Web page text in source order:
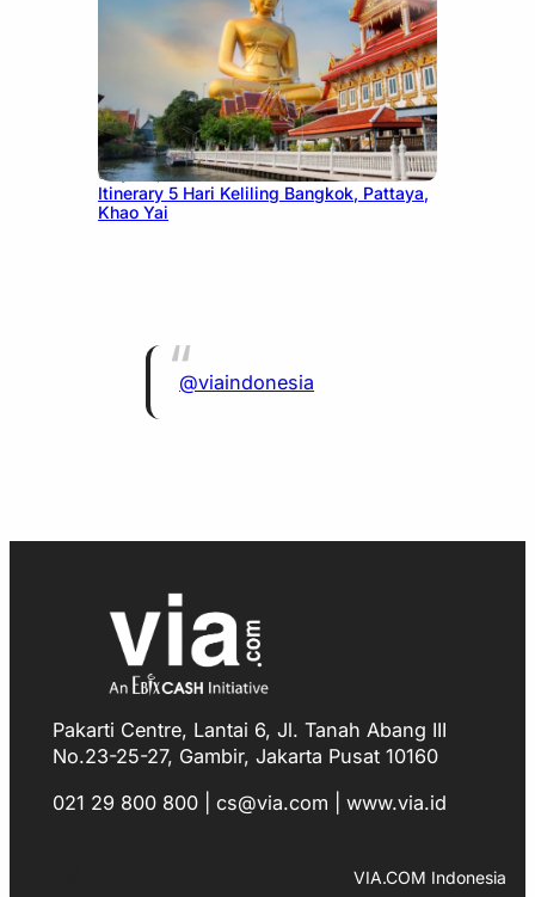
July 20, 2026
Itinerary 5 Hari Keliling Bangkok, Pattaya,
Khao Yai
@viaindonesia
Pakarti Centre, Lantai 6, Jl. Tanah Abang III
No.23-25-27, Gambir, Jakarta Pusat 10160
021 29 800 800 | cs@via.com | www.via.id
VIA.COM Indonesia